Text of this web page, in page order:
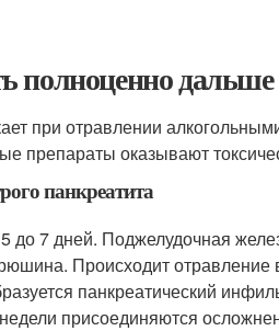
полноценно
при отравлении
препараты оказывают
панкреатита
до 7 дней. Поджелудочная
Происходит отравление
панкреатический
присоединяются